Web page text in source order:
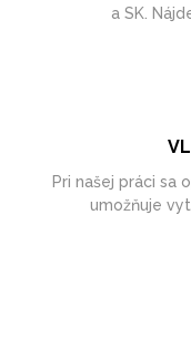
a SK.
Pri našej práci sa
umožňuje